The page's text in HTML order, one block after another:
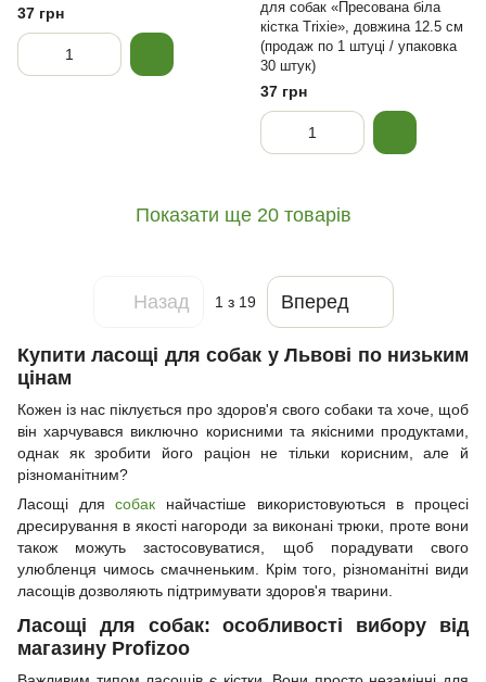
37 грн
для собак «Пресована біла
кістка Trixie», довжина 12.5 см
(продаж по 1 штуці / упаковка
30 штук)
37 грн
Показати ще 20 товарів
Назад 1 з 19 Вперед
Купити ласощі для собак у Львові по низьким
цінам
Кожен із нас піклується про здоров'я свого собаки та хоче, щоб
він харчувався виключно корисними та якісними продуктами,
однак як зробити його раціон не тільки корисним, але й
різноманітним?
Ласощі длясобак найчастіше використовуються в процесі
дресирування в якості нагороди за виконані трюки, проте вони
також можуть застосовуватися, щоб порадувати свого
улюбленця чимось смачненьким. Крім того, різноманітні види
ласощів дозволяють підтримувати здоров'я тварини.
Ласощі для собак: особливості вибору від
магазину Profizoo